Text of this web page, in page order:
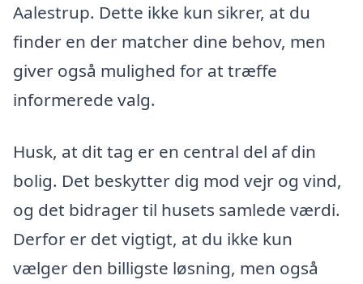
Aalestrup. Dette ikke kun sikrer, at du
finder en der matcher dine behov, men
giver også mulighed for at træffe
informerede valg.
Husk, at dit tag er en central del af din
bolig. Det beskytter dig mod vejr og vind,
og det bidrager til husets samlede værdi.
Derfor er det vigtigt, at du ikke kun
vælger den billigste løsning, men også